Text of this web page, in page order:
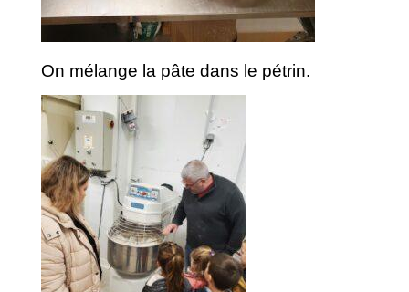
On mélange la pâte dans le pétrin.